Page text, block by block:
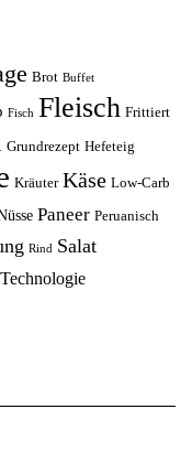
Brot Buffet
Fisch Fleisch Frittiert
Grundrezept Hefeteig
Kräuter Käse Low-Carb
Paneer Peruanisch
Rind Salat
Technologie